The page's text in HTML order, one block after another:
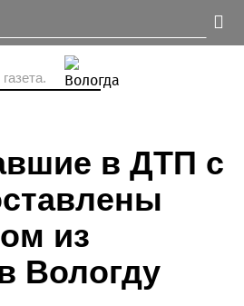
в ДТП с
из
Вологду